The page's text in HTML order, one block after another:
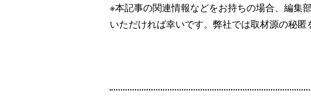
※本記事の関連情報などをお持ちの場合、編集
いただければ幸いです。弊社では取材源の秘匿